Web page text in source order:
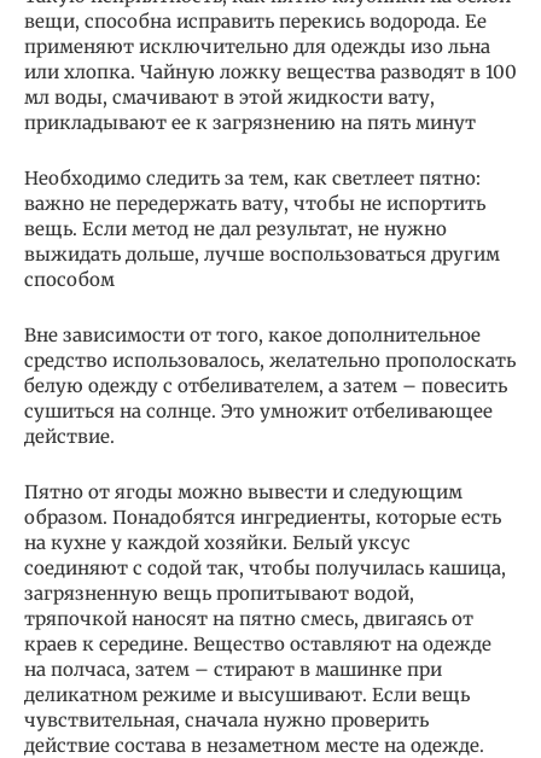
вещи, способна исправить перекись водорода. Ее
применяют исключительно для одежды изо льна
или хлопка. Чайную ложку вещества разводят в 100
мл воды, смачивают в этой жидкости вату,
прикладывают ее к загрязнению на пять минут
Необходимо следить за тем, как светлеет пятно:
важно не передержать вату, чтобы не испортить
вещь. Если метод не дал результат, не нужно
выжидать дольше, лучше воспользоваться другим
способом
Вне зависимости от того, какое дополнительное
средство использовалось, желательно прополоскать
белую одежду с отбеливателем, а затем – повесить
сушиться на солнце. Это умножит отбеливающее
действие.
Пятно от ягоды можно вывести и следующим
образом. Понадобятся ингредиенты, которые есть
на кухне у каждой хозяйки. Белый уксус
соединяют с содой так, чтобы получилась кашица,
загрязненную вещь пропитывают водой,
тряпочкой наносят на пятно смесь, двигаясь от
краев к середине. Вещество оставляют на одежде
на полчаса, затем – стирают в машинке при
деликатном режиме и высушивают. Если вещь
чувствительная, сначала нужно проверить
действие состава в незаметном месте на одежде.